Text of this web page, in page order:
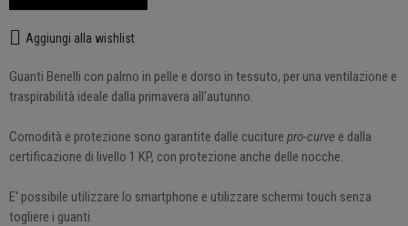
Aggiungi alla wishlist
Guanti Benelli con palmo in pelle e dorso in tessuto, per una ventilazione e
traspirabilità ideale dalla primavera all'autunno.
Comodità e protezione sono garantite dalle cuciture pro-curve e dalla
certificazione di livello 1 KP, con protezione anche delle nocche.
E' possibile utilizzare lo smartphone e utilizzare schermi touch senza
togliere i guanti.